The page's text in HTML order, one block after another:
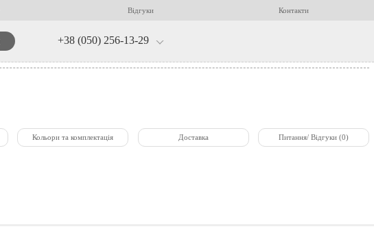
Відгуки Контакти
+38 (050) 256-13-29
Кольори та комплектація Доставка Питання/ Відгуки (0)